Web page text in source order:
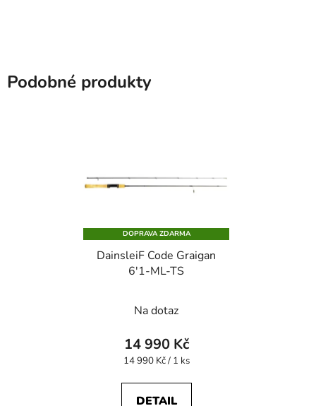
Podobné produkty
DOPRAVA ZDARMA
DainsleiF Code Graigan
6'1-ML-TS
Na dotaz
14 990 Kč
Měrná
14 990 Kč / 1 ks
DETAIL